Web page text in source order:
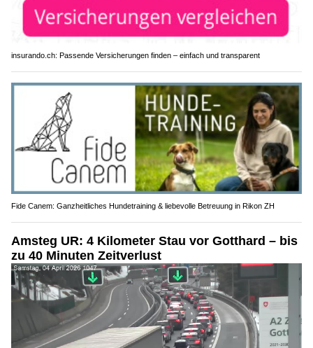
insurando.ch: Passende Versicherungen finden – einfach und transparent
Fide Canem: Ganzheitliches Hundetraining & liebevolle Betreuung in Rikon ZH
Amsteg UR: 4 Kilometer Stau vor Gotthard – bis
zu 40 Minuten Zeitverlust